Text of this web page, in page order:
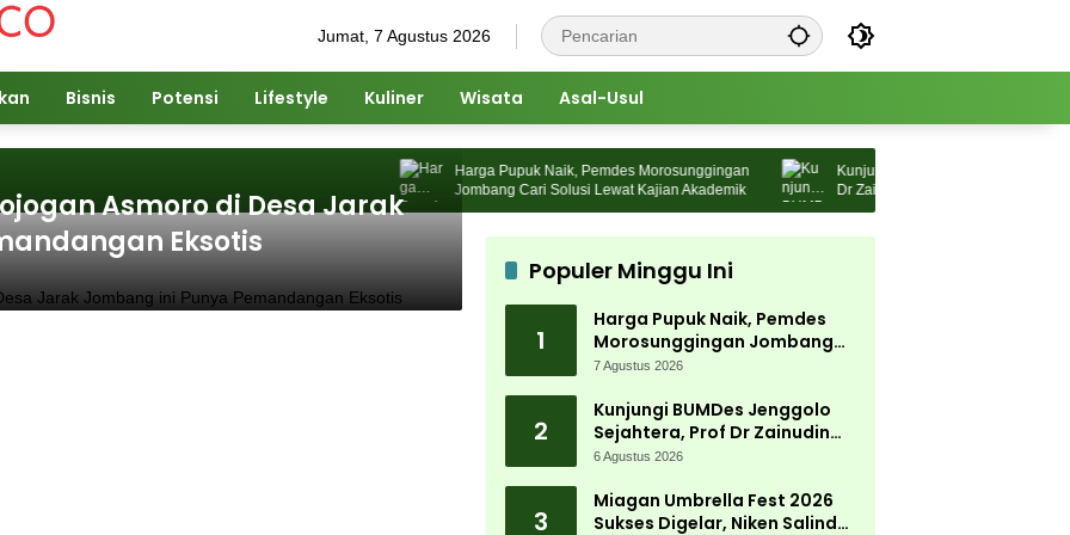
Jumat, 7 Agustus 2026
Bisnis Potensi Lifestyle Kuliner Wisata Asal-Usul
Harga Pupuk Naik, Pemdes Morosunggingan
Jombang Cari Solusi Lewat Kajian Akademik
Kunjungi BUMDes Jenggolo Sejahtera,
Dr Zainudin Maliki: Kita Wujudkan
Kemandirian Ekonomi dengan Potensi
Asmoro di Desa Jarak
Eksotis
Populer Minggu Ini
1
Harga Pupuk Naik, Pemdes
Morosunggingan Jombang
Cari Solusi Lewat Kajian
7 Agustus 2026
2
Kunjungi BUMDes Jenggolo
Sejahtera, Prof Dr Zainudin
Maliki: Kita Wujudkan
Potensi Desa
6 Agustus 2026
3
Miagan Umbrella Fest 2026
Sukses Digelar, Niken Salindry